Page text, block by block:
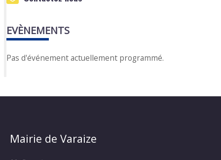
EVÈNEMENTS
Pas d'événement actuellement programmé.
Mairie de Varaize